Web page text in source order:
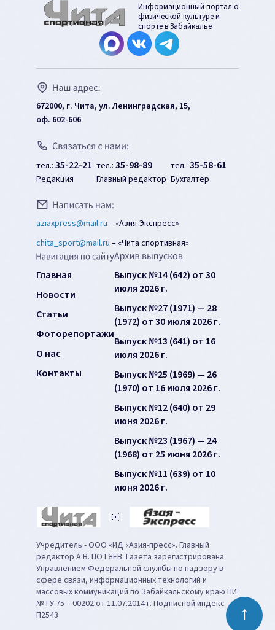
Информационный портал о
физической культуре и
спорте в Забайкалье
672000, г. Чита, ул. Ленинградская, 15,
оф. 602-606
тел.: 35-22-21
Редакция
тел.: 35-98-89
Главный редактор
тел.: 35-58-61
Бухгалтер
aziaxpress@mail.ru – «Азия-Экспресс»
chita_sport@mail.ru – «Чита спортивная»
Главная
Новости
Статьи
Фоторепортажи
О нас
Контакты
Выпуск №14 (642) от 30
июля 2026 г.
Выпуск №27 (1971) — 28
(1972) от 30 июля 2026 г.
Выпуск №13 (641) от 16
июля 2026 г.
Выпуск №25 (1969) — 26
(1970) от 16 июля 2026 г.
Выпуск №12 (640) от 29
июня 2026 г.
Выпуск №23 (1967) — 24
(1968) от 25 июня 2026 г.
Выпуск №11 (639) от 10
июня 2026 г.
Учредитель - ООО «ИД «Азия-пресс». Главный
редактор А.В. ПОТЯЕВ. Газета зарегистрирована
Управлением Федеральной службы по надзору в
сфере связи, информационных технологий и
массовых коммуникаций по Забайкальскому краю ПИ
№ТУ 75 – 00202 от 11.07.2014 г. Подписной индекс
П2543
↑